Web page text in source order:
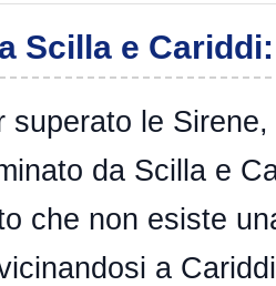
Scilla e
superato le
da Scilla e
che non esiste
a